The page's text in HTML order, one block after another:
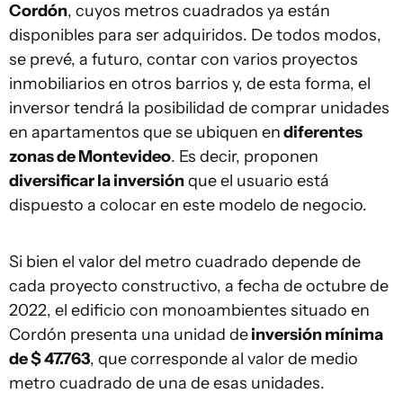
Cordón, cuyos metros cuadrados ya están
disponibles para ser adquiridos. De todos modos,
se prevé, a futuro, contar con varios proyectos
inmobiliarios en otros barrios y, de esta forma, el
inversor tendrá la posibilidad de comprar unidades
en apartamentos que se ubiquen endiferentes
zonas de Montevideo. Es decir, proponen
diversificar la inversiónque el usuario está
dispuesto a colocar en este modelo de negocio.
Si bien el valor del metro cuadrado depende de
cada proyecto constructivo, a fecha de octubre de
2022, el edificio con monoambientes situado en
Cordón presenta una unidad deinversión mínima
de $ 47.763, que corresponde al valor de medio
metro cuadrado de una de esas unidades.